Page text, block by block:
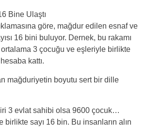
Bine Ulaştı
göre, mağdur edilen esnaf ve
16 bini buluyor. Dernek, bu rakamı
ortalama 3 çocuğu ve eşleriyle birlikte
kattı.
mağduriyetin boyutu sert bir dille
3 evlat sahibi olsa 9600 çocuk…
sayı 16 bin. Bu insanların alın